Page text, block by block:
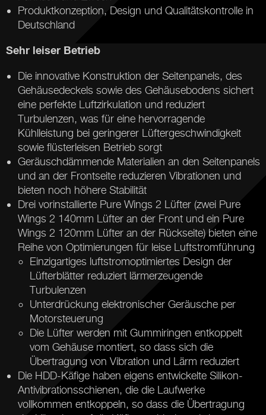
Produktkonzeption, Design und Qualitätskontrolle in
Deutschland
Sehr leiser Betrieb
Die innovative Konstruktion der Seitenpanels, des
Gehäusedeckels sowie des Gehäusebodens sichert
eine perfekte Luftzirkulation und reduziert
Turbulenzen, was für eine hervorragende
Kühlleistung bei geringerer Lüftergeschwindigkeit
sowie flüsterleisen Betrieb sorgt
Geräuschdämmende Materialien an den Seitenpanels
und an der Frontseite reduzieren Vibrationen und
bieten noch höhere Stabilität
Drei vorinstallierte Pure Wings 2 Lüfter (zwei Pure
Wings 2 140mm Lüfter an der Front und ein Pure
Wings 2 120mm Lüfter an der Rückseite) bieten eine
Reihe von Optimierungen für leise Luftstromführung
Einzigartiges luftstromoptimiertes Design der
Lüfterblätter reduziert lärmerzeugende
Turbulenzen
Unterdrückung elektronischer Geräusche per
Motorsteuerung
Die Lüfter werden mit Gummiringen entkoppelt
vom Gehäuse montiert, so dass sich die
Übertragung von Vibration und Lärm reduziert
Die HDD-Käfige haben eigens entwickelte Silikon-
Antivibrationsschienen, die die Laufwerke
vollkommen entkoppeln, so dass die Übertragung